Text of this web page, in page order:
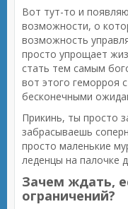
Вот тут-то и
возможности, о
возможность
просто упрощает
стать тем самым
вот этого геморроя
бесконечными
Прикинь, ты просто
забрасываешь
просто маленькие
леденцы на палочке
Зачем ждать,
ограничений?